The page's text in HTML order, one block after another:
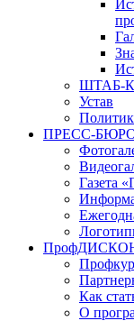
ШТАБ-
Устав
ПРЕСС-
Газета
Как
О